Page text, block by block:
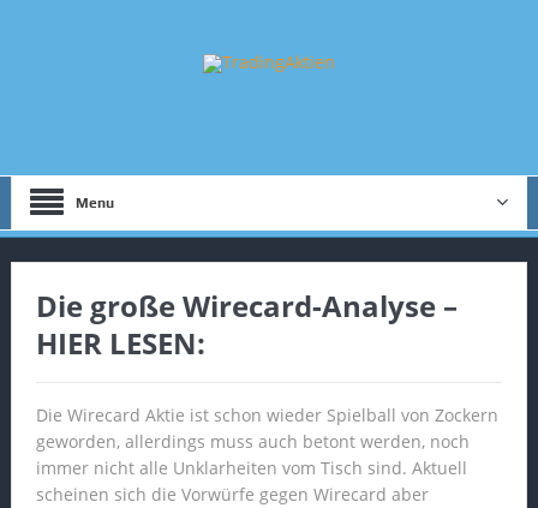
Menu
Die große Wirecard-Analyse –
HIER LESEN:
Die Wirecard Aktie ist schon wieder Spielball von Zockern
geworden, allerdings muss auch betont werden, noch
immer nicht alle Unklarheiten vom Tisch sind. Aktuell
scheinen sich die Vorwürfe gegen Wirecard aber